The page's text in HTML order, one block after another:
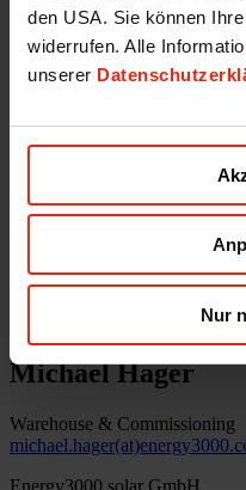
den USA. Sie können
widerrufen. Alle
unserer
Nur
Iniciar sessão
office(at)energy3000.com
© Energy3000 solar GmbH
Michael Hager
Warehouse & Commissioning
Energy3000 solar GmbH